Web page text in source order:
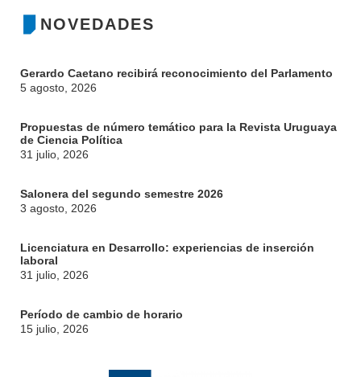
NOVEDADES
Gerardo Caetano recibirá reconocimiento del Parlamento
5 agosto, 2026
Propuestas de número temático para la Revista Uruguaya
de Ciencia Política
31 julio, 2026
Salonera del segundo semestre 2026
3 agosto, 2026
Licenciatura en Desarrollo: experiencias de inserción
laboral
31 julio, 2026
Período de cambio de horario
15 julio, 2026